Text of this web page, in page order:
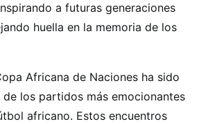
a futuras generaciones
huella en la memoria de los
Africana de Naciones ha sido
los partidos más emocionantes
africano. Estos encuentros